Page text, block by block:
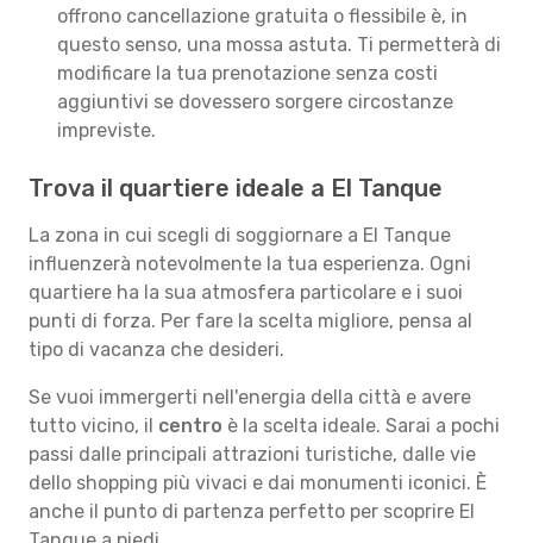
offrono cancellazione gratuita o flessibile è, in
questo senso, una mossa astuta. Ti permetterà di
modificare la tua prenotazione senza costi
aggiuntivi se dovessero sorgere circostanze
impreviste.
Trova il quartiere ideale a El Tanque
La zona in cui scegli di soggiornare a El Tanque
influenzerà notevolmente la tua esperienza. Ogni
quartiere ha la sua atmosfera particolare e i suoi
punti di forza. Per fare la scelta migliore, pensa al
tipo di vacanza che desideri.
Se vuoi immergerti nell'energia della città e avere
tutto vicino, il centro è la scelta ideale. Sarai a pochi
passi dalle principali attrazioni turistiche, dalle vie
dello shopping più vivaci e dai monumenti iconici. È
anche il punto di partenza perfetto per scoprire El